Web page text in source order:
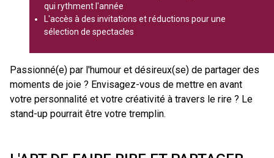
qui rythment l'année
L'accès à des invitations et réductions pour une
sélection de spectacles
Passionné(e) par l'humour et désireux(se) de partager des
moments de joie ? Envisagez-vous de mettre en avant
votre personnalité et votre créativité à travers le rire ? Le
stand-up pourrait être votre tremplin.